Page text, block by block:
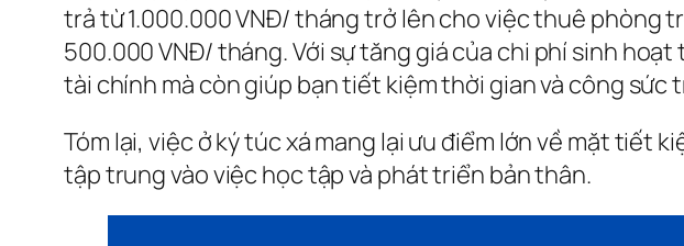
trả từ 1.000.000 VNĐ/ tháng trở lên cho việc thuê phòng
500.000 VNĐ/ tháng. Với sự tăng giá của chi phí sinh
tài chính mà còn giúp bạn tiết kiệm thời gian và công
Tóm lại, việc ở ký túc xá mang lại ưu điểm lớn về mặt tiết
tập trung vào việc học tập và phát triển bản thân.